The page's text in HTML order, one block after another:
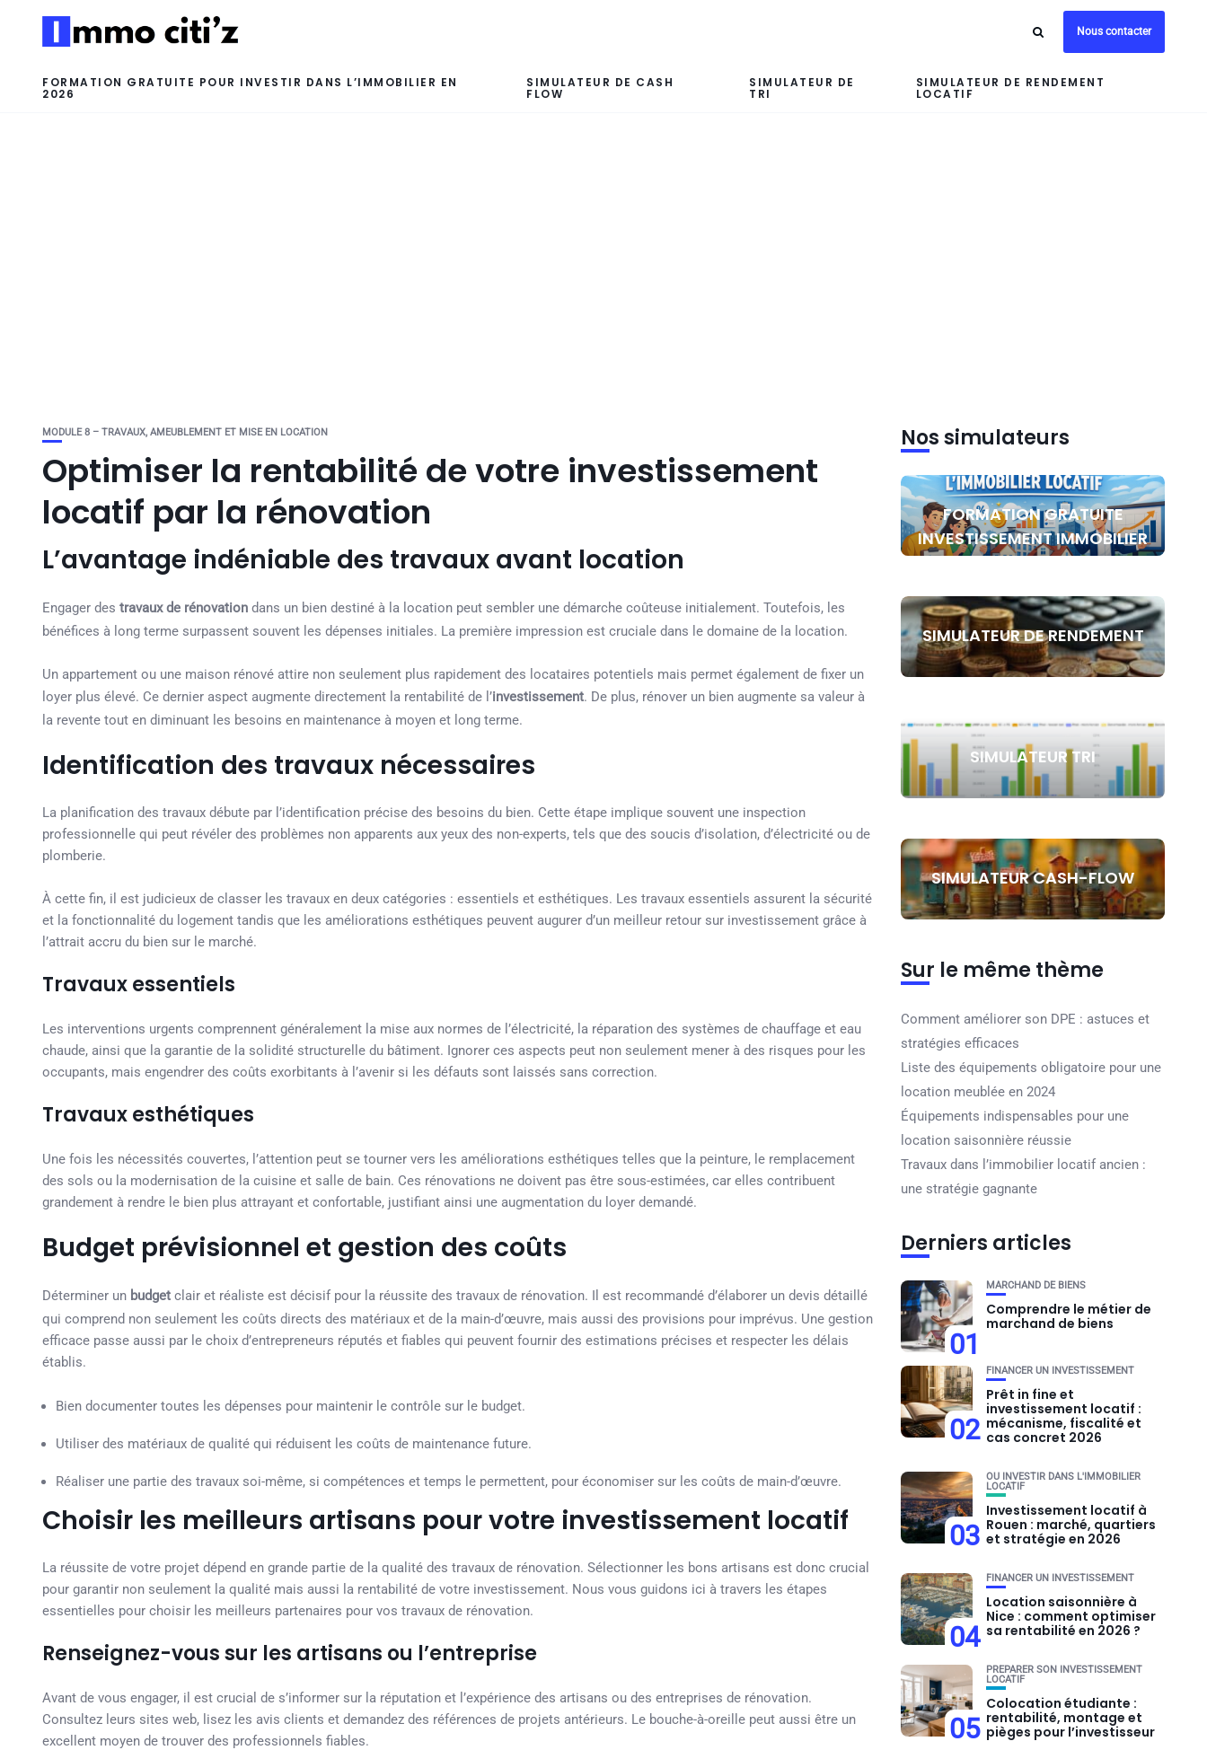
Nous contacter
FORMATION GRATUITE POUR INVESTIR DANS L’IMMOBILIER EN
2026
SIMULATEUR DE CASH
FLOW
SIMULATEUR DE
TRI
SIMULATEUR DE RENDEMENT
LOCATIF
MODULE 8 – TRAVAUX, AMEUBLEMENT ET MISE EN LOCATION
Optimiser la rentabilité de votre investissement
locatif par la rénovation
L’avantage indéniable des travaux avant location
Engager des travaux de rénovation dans un bien destiné à la location peut sembler une démarche coûteuse initialement. Toutefois, les
bénéfices à long terme surpassent souvent les dépenses initiales. La première impression est cruciale dans le domaine de la location.
Un appartement ou une maison rénové attire non seulement plus rapidement des locataires potentiels mais permet également de fixer un
loyer plus élevé. Ce dernier aspect augmente directement la rentabilité de l’investissement. De plus, rénover un bien augmente sa valeur à
la revente tout en diminuant les besoins en maintenance à moyen et long terme.
Identification des travaux nécessaires
La planification des travaux débute par l’identification précise des besoins du bien. Cette étape implique souvent une inspection
professionnelle qui peut révéler des problèmes non apparents aux yeux des non-experts, tels que des soucis d’isolation, d’électricité ou de
plomberie.
À cette fin, il est judicieux de classer les travaux en deux catégories : essentiels et esthétiques. Les travaux essentiels assurent la sécurité
et la fonctionnalité du logement tandis que les améliorations esthétiques peuvent augurer d’un meilleur retour sur investissement grâce à
l’attrait accru du bien sur le marché.
Travaux essentiels
Les interventions urgents comprennent généralement la mise aux normes de l’électricité, la réparation des systèmes de chauffage et eau
chaude, ainsi que la garantie de la solidité structurelle du bâtiment. Ignorer ces aspects peut non seulement mener à des risques pour les
occupants, mais engendrer des coûts exorbitants à l’avenir si les défauts sont laissés sans correction.
Travaux esthétiques
Une fois les nécessités couvertes, l’attention peut se tourner vers les améliorations esthétiques telles que la peinture, le remplacement
des sols ou la modernisation de la cuisine et salle de bain. Ces rénovations ne doivent pas être sous-estimées, car elles contribuent
grandement à rendre le bien plus attrayant et confortable, justifiant ainsi une augmentation du loyer demandé.
Budget prévisionnel et gestion des coûts
Déterminer un budget clair et réaliste est décisif pour la réussite des travaux de rénovation. Il est recommandé d’élaborer un devis détaillé
qui comprend non seulement les coûts directs des matériaux et de la main-d’œuvre, mais aussi des provisions pour imprévus. Une gestion
efficace passe aussi par le choix d’entrepreneurs réputés et fiables qui peuvent fournir des estimations précises et respecter les délais
établis.
Bien documenter toutes les dépenses pour maintenir le contrôle sur le budget.
Utiliser des matériaux de qualité qui réduisent les coûts de maintenance future.
Réaliser une partie des travaux soi-même, si compétences et temps le permettent, pour économiser sur les coûts de main-d’œuvre.
Choisir les meilleurs artisans pour votre investissement locatif
La réussite de votre projet dépend en grande partie de la qualité des travaux de rénovation. Sélectionner les bons artisans est donc crucial
pour garantir non seulement la qualité mais aussi la rentabilité de votre investissement. Nous vous guidons ici à travers les étapes
essentielles pour choisir les meilleurs partenaires pour vos travaux de rénovation.
Renseignez-vous sur les artisans ou l’entreprise
Avant de vous engager, il est crucial de s’informer sur la réputation et l’expérience des artisans ou des entreprises de rénovation.
Consultez leurs sites web, lisez les avis clients et demandez des références de projets antérieurs. Le bouche-à-oreille peut aussi être un
excellent moyen de trouver des professionnels fiables.
Nos simulateurs
FORMATION GRATUITE
INVESTISSEMENT IMMOBILIER
SIMULATEUR DE RENDEMENT
SIMULATEUR TRI
SIMULATEUR CASH-FLOW
Sur le même thème
Comment améliorer son DPE : astuces et
stratégies efficaces
Liste des équipements obligatoire pour une
location meublée en 2024
Équipements indispensables pour une
location saisonnière réussie
Travaux dans l’immobilier locatif ancien :
une stratégie gagnante
Derniers articles
01
MARCHAND DE BIENS
Comprendre le métier de
marchand de biens
02
FINANCER UN INVESTISSEMENT
Prêt in fine et
investissement locatif :
mécanisme, fiscalité et
cas concret 2026
03
OU INVESTIR DANS L'IMMOBILIER
LOCATIF
Investissement locatif à
Rouen : marché, quartiers
et stratégie en 2026
04
FINANCER UN INVESTISSEMENT
Location saisonnière à
Nice : comment optimiser
sa rentabilité en 2026 ?
05
PRÉPARER SON INVESTISSEMENT
LOCATIF
Colocation étudiante :
rentabilité, montage et
pièges pour l’investisseur